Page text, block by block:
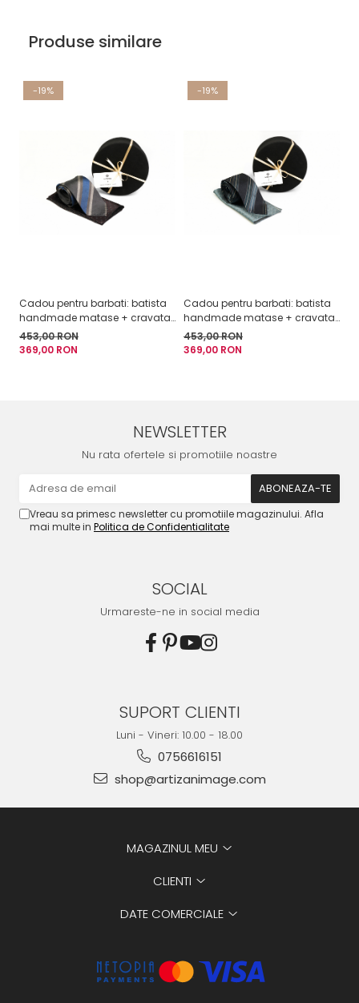
Produse similare
-19%
Cadou pentru barbati: batista
handmade matase + cravata
handmade matase
453,00 RON
369,00 RON
-19%
Cadou pentru barbati: batista
handmade matase + cravata
handmade matase
453,00 RON
369,00 RON
NEWSLETTER
Nu rata ofertele si promotiile noastre
Vreau sa primesc newsletter cu promotiile magazinului. Afla
mai multe in Politica de Confidentialitate
SOCIAL
Urmareste-ne in social media
SUPORT CLIENTI
Luni - Vineri: 10.00 - 18.00
0756616151
shop@artizanimage.com
MAGAZINUL MEU
CLIENTI
DATE COMERCIALE